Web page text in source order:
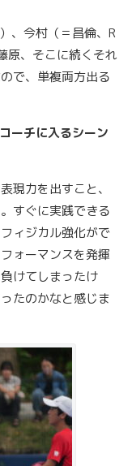
、今村（＝昌倫、R
原、そこに続くそれ
で、単複両方出る
ーチに入るシーン
現力を出すこと、
すぐに実践できる
ィジカル強化がで
ォーマンスを発揮
けてしまったけ
たのかなと感じま